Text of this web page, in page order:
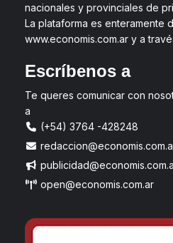
nacionales y provinciales de
La plataforma es enteramente
www.economis.com.ar y a
Escríbenos a
Te queres comunicar con
a
(+54) 3764 -428248
open@economis.com.ar